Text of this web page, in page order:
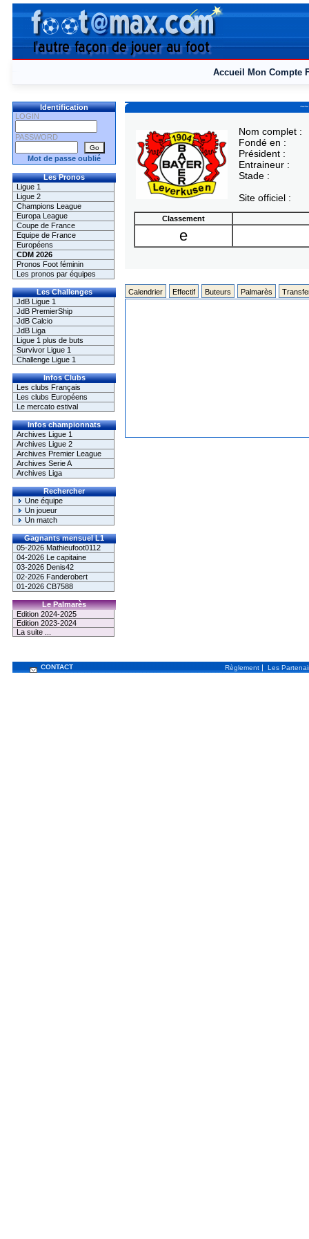
Accueil Mon Compte
Identification
LOGIN
PASSWORD
Mot de passe oublié
Les Pronos
Ligue 1
Ligue 2
Champions League
Europa League
Coupe de France
Equipe de France
Européens
CDM 2026
Pronos Foot féminin
Les pronos par équipes
Les Challenges
JdB Ligue 1
JdB PremierShip
JdB Calcio
JdB Liga
Ligue 1 plus de buts
Survivor Ligue 1
Challenge Ligue 1
Infos Clubs
Les clubs Français
Les clubs Européens
Le mercato estival
Infos championnats
Archives Ligue 1
Archives Ligue 2
Archives Premier League
Archives Serie A
Archives Liga
Rechercher
Une équipe
Un joueur
Un match
Gagnants mensuel L1
05-2026 Mathieufoot0112
04-2026 Le capitaine
03-2026 Denis42
02-2026 Fanderobert
01-2026 CB7588
Le Palmarès
Edition 2024-2025
Edition 2023-2024
La suite ...
Nom complet :
Fondé en :
Président :
Entraineur :
Stade :
Site officiel :
Classement
e
Calendrier Effectif Buteurs Palmarès
CONTACT Règlement | Les